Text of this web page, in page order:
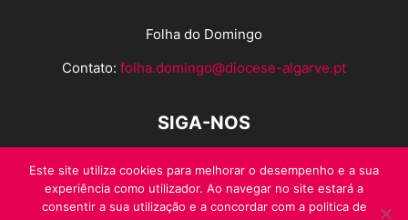
Folha do Domingo
Contato: folha.domingo@diocese-algarve.pt
SIGA-NOS
Este site utiliza cookies para melhorar o desempenho e a sua
experiência como utilizador. Ao navegar no site estará a
consentir a sua utilização e a concordar com a politica de